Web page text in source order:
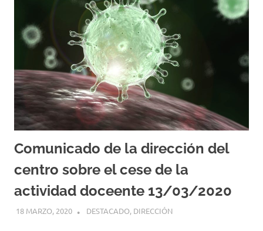
Comunicado de la dirección del
centro sobre el cese de la
actividad doceente 13/03/2020
18 MARZO, 2020 MIGUEL RUÍZ
DESTACADO, DIRECCIÓN